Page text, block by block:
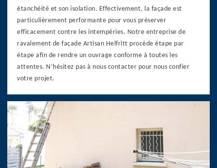
étanchéité et son isolation. Effectivement, la façade est
particulièrement performante pour vous préserver
efficacement contre les intempéries. Notre entreprise de
ravalement de façade Artisan Helfritt procède étape par
étape afin de rendre un ouvrage conforme à toutes les
attentes. N’hésitez pas à nous contacter pour nous confier
votre projet.